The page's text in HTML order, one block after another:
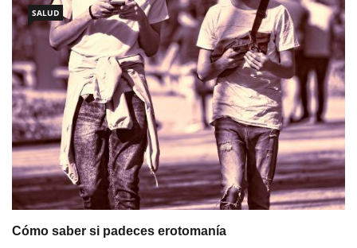
SALUD
Cómo saber si padeces erotomanía